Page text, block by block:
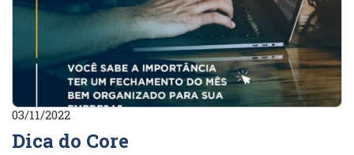
03/11/2022
Dica do Core